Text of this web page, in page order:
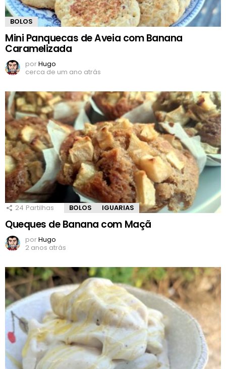
BOLOS
Mini Panquecas de Aveia com Banana
Caramelizada
porHugo
cerca de um ano atrás
24 Partilhas BOLOS IGUARIAS
Queques de Banana com Maçã
porHugo
2 anos atrás